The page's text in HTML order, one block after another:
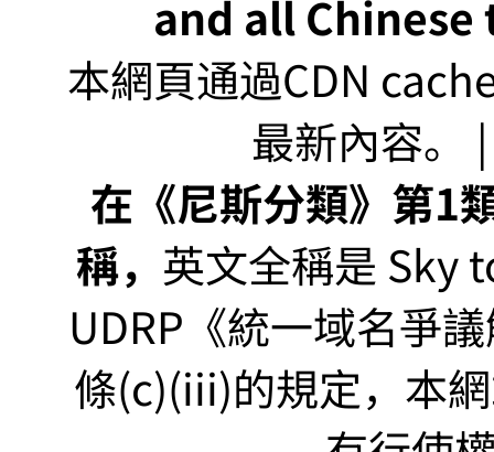
and all
本網頁通過CDN
最新內容。
在《尼斯分類》第
稱， 英文全稱是 Sky
UDRP《統一域名爭
條(c)(iii)的規定，本